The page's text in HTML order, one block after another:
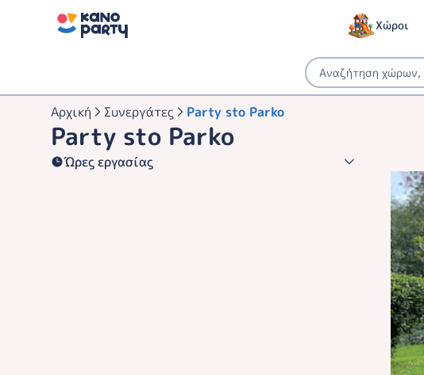
Χώροι
Αρχική Συνεργάτες Party sto Parko
Party sto Parko
Ώρες εργασίας